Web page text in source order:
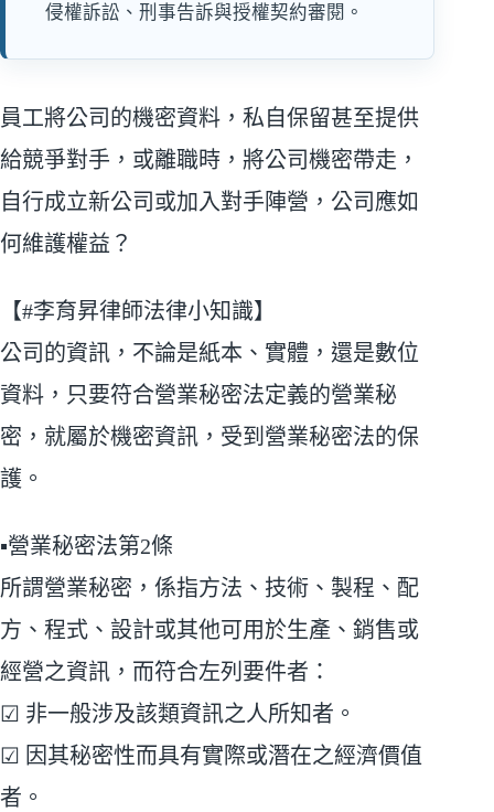
侵權訴訟、刑事告訴與授權契約審閱。
員工將公司的機密資料，私自保留甚至提供
給競爭對手，或離職時，將公司機密帶走，
自行成立新公司或加入對手陣營，公司應如
何維護權益？
【#李育昇律師法律小知識】
公司的資訊，不論是紙本、實體，還是數位
資料，只要符合營業秘密法定義的營業秘
密，就屬於機密資訊，受到營業秘密法的保
護。
▪營業秘密法第2條
所謂營業秘密，係指方法、技術、製程、配
方、程式、設計或其他可用於生產、銷售或
經營之資訊，而符合左列要件者：
☑ 非一般涉及該類資訊之人所知者。
☑ 因其秘密性而具有實際或潛在之經濟價值
者。